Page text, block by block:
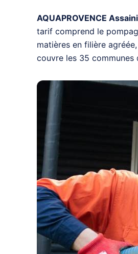
AQUAPROVENCE
tarif comprend le
matières en filière
couvre les 35 communes